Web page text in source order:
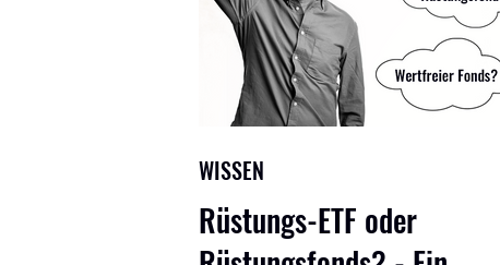
Rüstungs-ETF oder
WISSEN